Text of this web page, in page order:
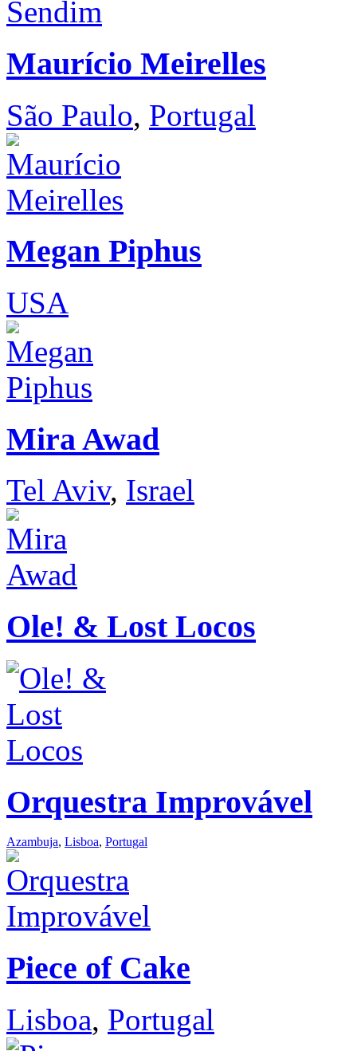
Maurício Meirelles
São Paulo, Portugal
Megan Piphus
USA
Mira Awad
Tel Aviv, Israel
Ole! & Lost Locos
Orquestra Improvável
Azambuja, Lisboa, Portugal
Piece of Cake
Lisboa, Portugal